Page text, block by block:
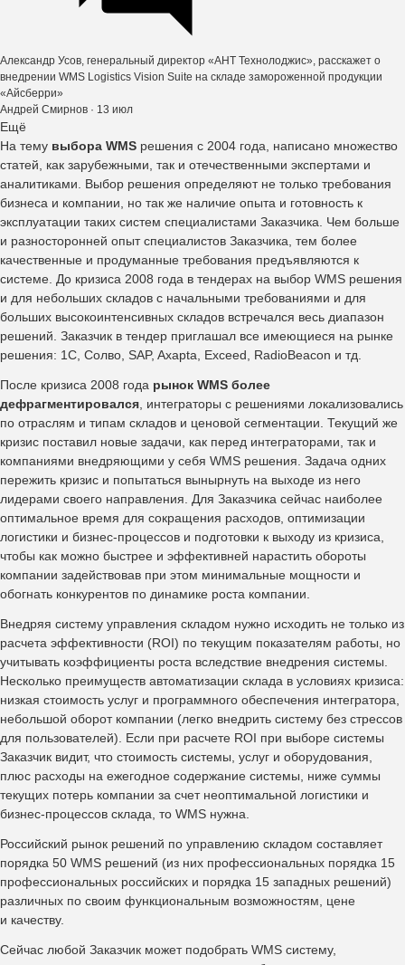
Александр Усов, генеральный директор «АНТ Технолоджис», расскажет о
внедрении WMS Logistics Vision Suite на складе замороженной продукции
«Айсберри»
Андрей Смирнов · 13 июл
Ещё
На тему выбора WMS решения с 2004 года, написано множество
статей, как зарубежными, так и отечественными экспертами и
аналитиками. Выбор решения определяют не только требования
бизнеса и компании, но так же наличие опыта и готовность к
эксплуатации таких систем специалистами Заказчика. Чем больше
и разносторонней опыт специалистов Заказчика, тем более
качественные и продуманные требования предъявляются к
системе. До кризиса 2008 года в тендерах на выбор WMS решения
и для небольших складов с начальными требованиями и для
больших высокоинтенсивных складов встречался весь диапазон
решений. Заказчик в тендер приглашал все имеющиеся на рынке
решения: 1С, Солво, SAP, Axapta, Exceed, RadioBeacon и тд.
После кризиса 2008 года рынок WMS более
дефрагментировался , интеграторы с решениями локализовались
по отраслям и типам складов и ценовой сегментации. Текущий же
кризис поставил новые задачи, как перед интеграторами, так и
компаниями внедряющими у себя WMS решения. Задача одних
пережить кризис и попытаться вынырнуть на выходе из него
лидерами своего направления. Для Заказчика сейчас наиболее
оптимальное время для сокращения расходов, оптимизации
логистики и бизнес-процессов и подготовки к выходу из кризиса,
чтобы как можно быстрее и эффективней нарастить обороты
компании задействовав при этом минимальные мощности и
обогнать конкурентов по динамике роста компании.
Внедряя систему управления складом нужно исходить не только из
расчета эффективности (ROI) по текущим показателям работы, но
учитывать коэффициенты роста вследствие внедрения системы.
Несколько преимуществ автоматизации склада в условиях кризиса:
низкая стоимость услуг и программного обеспечения интегратора,
небольшой оборот компании (легко внедрить систему без стрессов
для пользователей). Если при расчете ROI при выборе системы
Заказчик видит, что стоимость системы, услуг и оборудования,
плюс расходы на ежегодное содержание системы, ниже суммы
текущих потерь компании за счет неоптимальной логистики и
бизнес-процессов склада, то WMS нужна.
Российский рынок решений по управлению складом составляет
порядка 50 WMS решений (из них профессиональных порядка 15
профессиональных российских и порядка 15 западных решений)
различных по своим функциональным возможностям, цене
и качеству.
Сейчас любой Заказчик может подобрать WMS систему,